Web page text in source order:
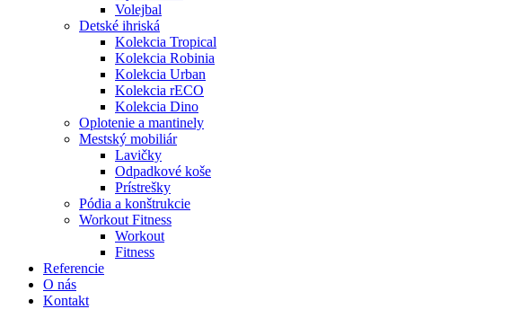
Volejbal
Detské ihriská
Kolekcia Tropical
Kolekcia Robinia
Kolekcia Urban
Kolekcia rECO
Kolekcia Dino
Oplotenie a mantinely
Mestský mobiliár
Lavičky
Odpadkové koše
Prístrešky
Pódia a konštrukcie
Workout Fitness
Workout
Fitness
Referencie
O nás
Kontakt